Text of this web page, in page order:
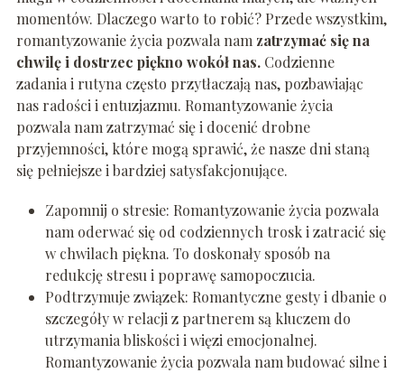
momentów. Dlaczego warto to robić? Przede wszystkim,
romantyzowanie życia pozwala namzatrzymać się na
chwilę i dostrzec piękno wokół nas.Codzienne
zadania i rutyna często przytłaczają nas, pozbawiając
nas radości i entuzjazmu. Romantyzowanie życia
pozwala nam zatrzymać się i docenić drobne
przyjemności, które mogą sprawić, że nasze dni staną
się pełniejsze i bardziej satysfakcjonujące.
Zapomnij o stresie: Romantyzowanie życia pozwala
nam oderwać się od codziennych trosk i zatracić się
w chwilach piękna. To doskonały sposób na
redukcję stresu i poprawę samopoczucia.
Podtrzymuje związek: Romantyczne gesty i dbanie o
szczegóły w relacji z partnerem są kluczem do
utrzymania bliskości i więzi emocjonalnej.
Romantyzowanie życia pozwala nam budować silne i